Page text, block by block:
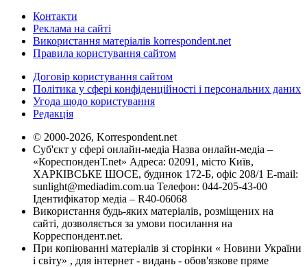
Контакти
Реклама на сайті
Використання матеріалів korrespondent.net
Правила користування сайтом
Договір користування сайтом
Політика у сфері конфіденційності і персональних даних
Угода щодо користування
Редакція
© 2000-2026, Korrespondent.net
Суб'єкт у сфері онлайн-медіа Назва онлайн-медіа –
«КореспонденТ.net» Адреса: 02091, місто Київ,
ХАРКІВСЬКЕ ШОСЕ, будинок 172-Б, офіс 208/1 E-mail:
sunlight@mediadim.com.ua Телефон: 044-205-43-00
Ідентифікатор медіа – R40-06068
Використання будь-яких матеріалів, розміщених на
сайті, дозволяється за умови посилання на
Корреспондент.net.
При копіюванні матеріалів зі сторінки « Новини України
і світу» , для інтернет - видань - обов'язкове пряме